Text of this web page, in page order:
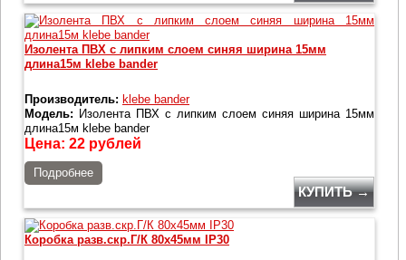
Изолента ПВХ с липким слоем синяя ширина 15мм
длина15м klebe bander
Производитель: klebe bander
Модель: Изолента ПВХ с липким слоем синяя ширина 15мм
длина15м klebe bander
Цена: 22 рублей
Подробнее
КУПИТЬ →
Коробка разв.скр.Г/К 80х45мм IP30